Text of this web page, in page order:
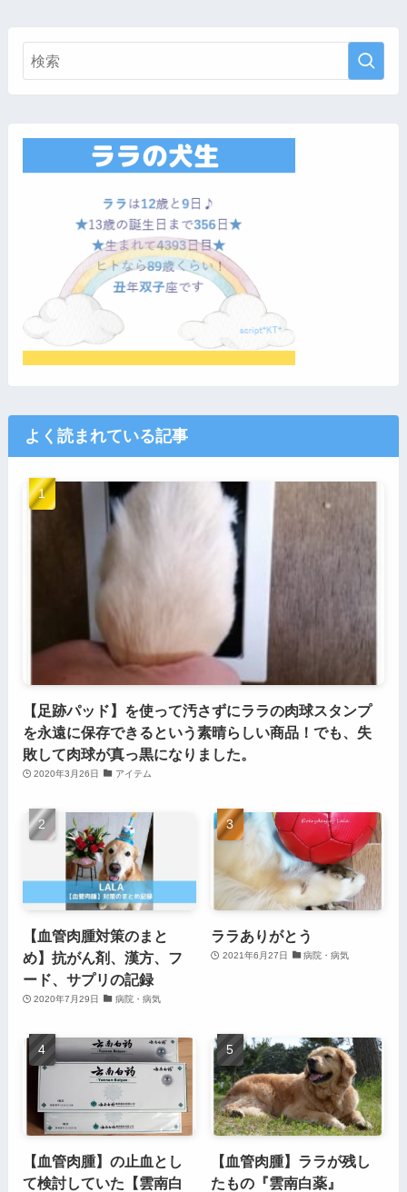
よく読まれている記事
【足跡パッド】を使って汚さずにララの肉球スタンプ
を永遠に保存できるという素晴らしい商品！でも、失
敗して肉球が真っ黒になりました。
2020年3月26日 アイテム
【血管肉腫対策のまと
め】抗がん剤、漢方、フ
ード、サプリの記録
2020年7月29日 病院・病気
ララありがとう
2021年6月27日 病院・病気
【血管肉腫】の止血とし
て検討していた【雲南白
【血管肉腫】ララが残し
たもの『雲南白薬』